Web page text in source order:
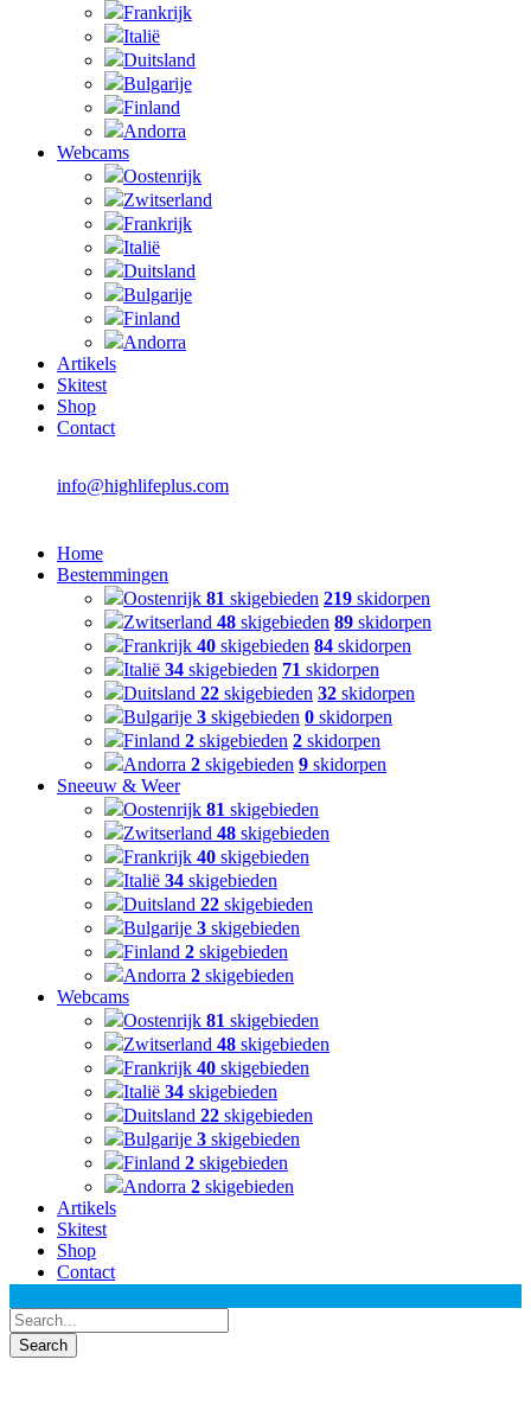
Frankrijk
Italië
Duitsland
Bulgarije
Finland
Andorra
Webcams
Oostenrijk
Zwitserland
Frankrijk
Italië
Duitsland
Bulgarije
Finland
Andorra
Artikels
Skitest
Shop
Contact
info@highlifeplus.com
Home
Bestemmingen
Oostenrijk 81 skigebieden 219 skidorpen
Zwitserland 48 skigebieden 89 skidorpen
Frankrijk 40 skigebieden 84 skidorpen
Italië 34 skigebieden 71 skidorpen
Duitsland 22 skigebieden 32 skidorpen
Bulgarije 3 skigebieden 0 skidorpen
Finland 2 skigebieden 2 skidorpen
Andorra 2 skigebieden 9 skidorpen
Sneeuw & Weer
Oostenrijk 81 skigebieden
Zwitserland 48 skigebieden
Frankrijk 40 skigebieden
Italië 34 skigebieden
Duitsland 22 skigebieden
Bulgarije 3 skigebieden
Finland 2 skigebieden
Andorra 2 skigebieden
Webcams
Oostenrijk 81 skigebieden
Zwitserland 48 skigebieden
Frankrijk 40 skigebieden
Italië 34 skigebieden
Duitsland 22 skigebieden
Bulgarije 3 skigebieden
Finland 2 skigebieden
Andorra 2 skigebieden
Artikels
Skitest
Shop
Contact